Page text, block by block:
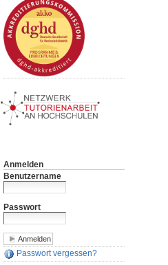
Anmelden
Benutzername
Passwort
Passwort vergessen?